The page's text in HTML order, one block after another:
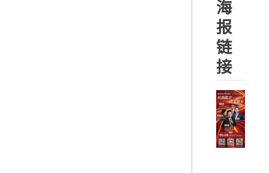
海
报
链
接